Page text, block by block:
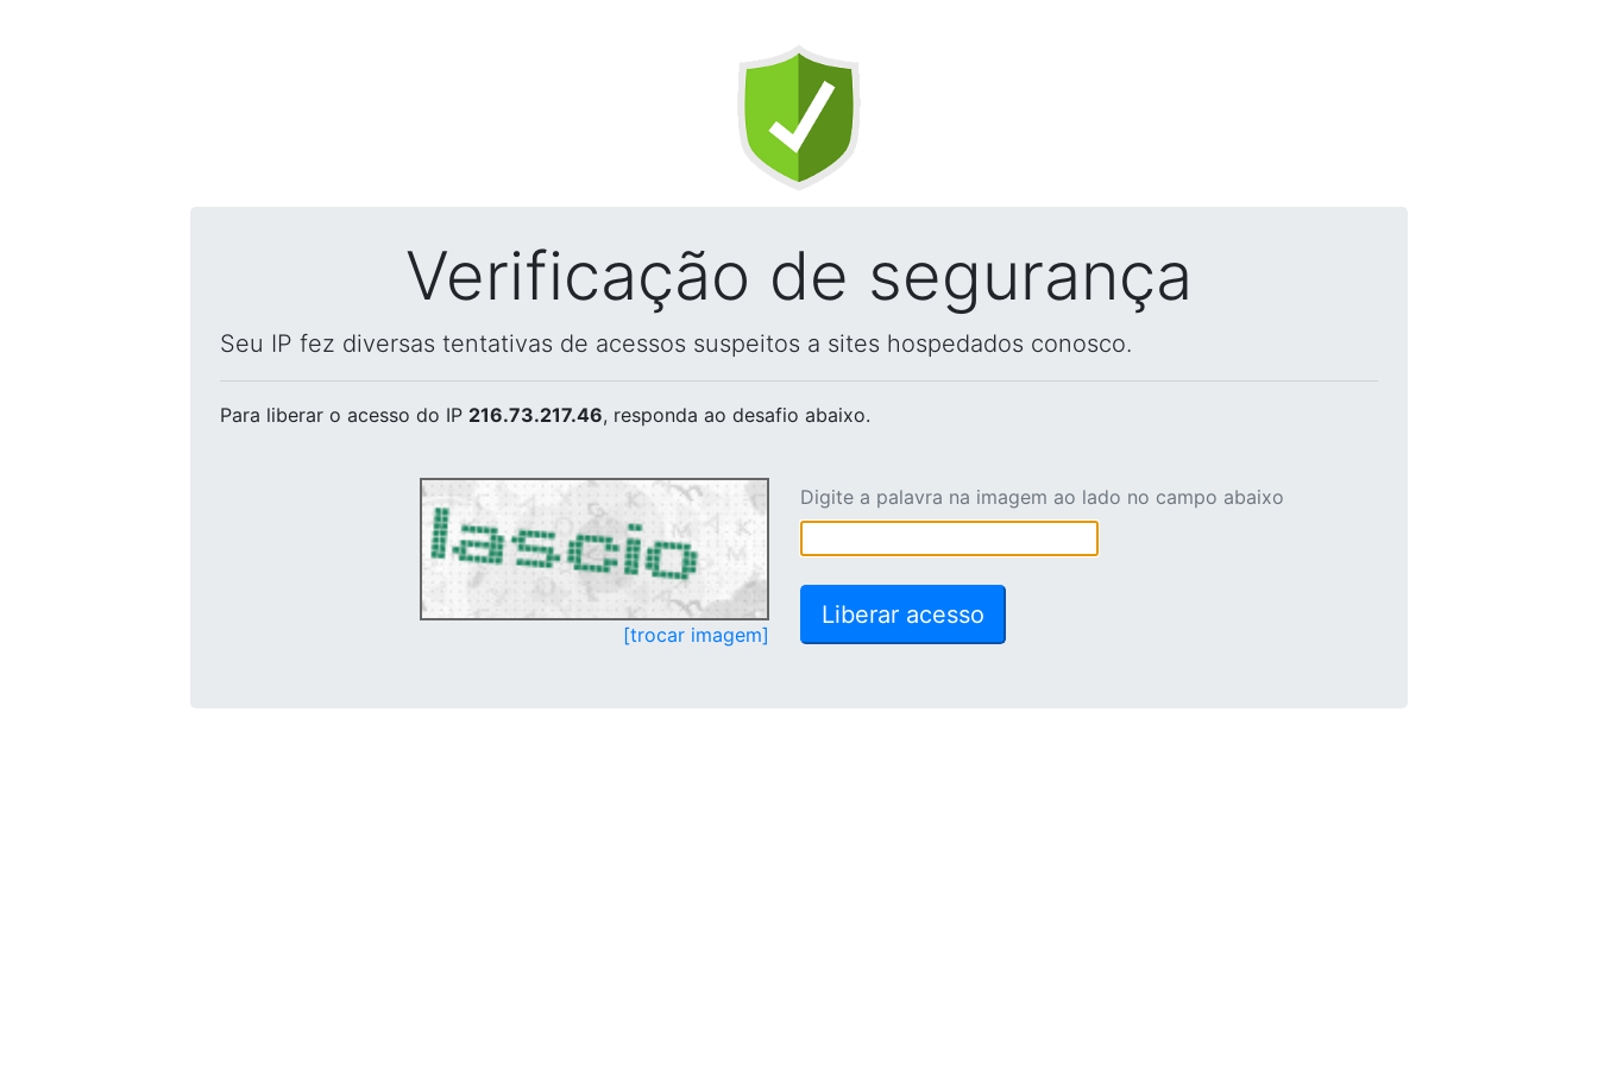
Verificação de segurança
Seu IP fez diversas tentativas de acessos suspeitos a sites hospedados conosco.
Para liberar o acesso do IP 216.73.217.46, responda ao desafio abaixo.
[trocar imagem]
Digite a palavra na imagem ao lado no campo abaixo